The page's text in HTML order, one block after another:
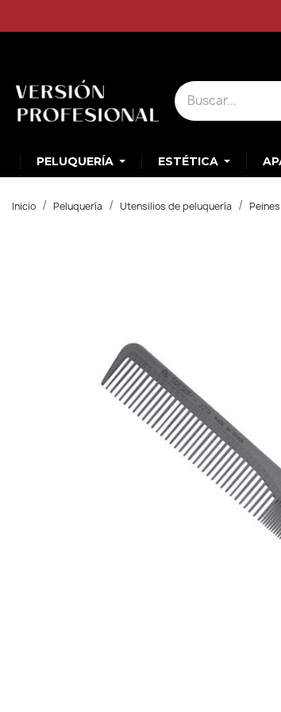
PELUQUERÍA ESTÉTICA
Inicio Peluquería Utensilios de peluquería Peines